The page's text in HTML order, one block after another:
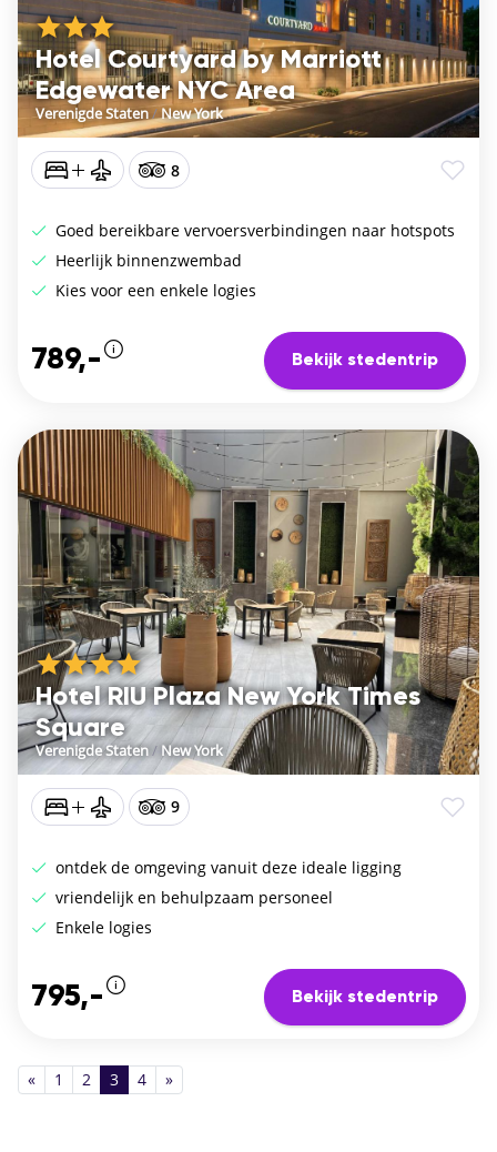
Hotel Courtyard by Marriott
Edgewater NYC Area
Verenigde Staten/New York
8
Goed bereikbare vervoersverbindingen naar hotspots
Heerlijk binnenzwembad
Kies voor een enkele logies
789,- Bekijk stedentrip
Hotel RIU Plaza New York Times
Square
Verenigde Staten/ New York
9
ontdek de omgeving vanuit deze ideale ligging
vriendelijk en behulpzaam personeel
Enkele logies
795,- Bekijk stedentrip
« 1 2 3 4 »